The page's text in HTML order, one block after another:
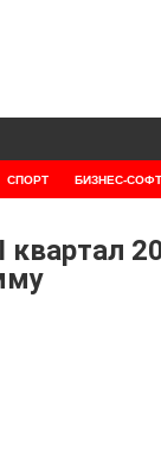
СПОРТ БИЗНЕС-СОФТ